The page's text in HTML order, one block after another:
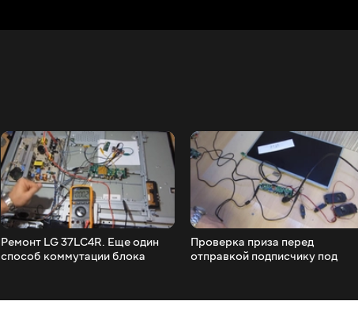
Ремонт LG 37LC4R. Еще один
способ коммутации блока
Проверка приза перед
отправкой подписчику под